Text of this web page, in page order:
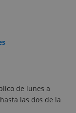
de lunes a
las dos de la